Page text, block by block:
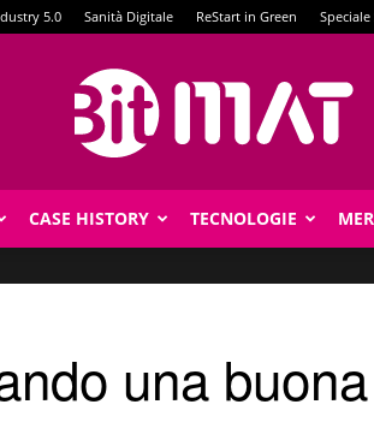
5.0 Sanità Digitale ReStart in Green
CASE HISTORY TECNOLOGIE
una